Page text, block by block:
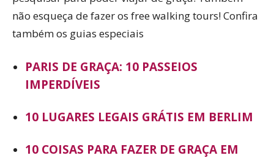
não esqueça de fazer os free walking tours! Confira
também os guias especiais
PARIS DE GRAÇA: 10 PASSEIOS
IMPERDÍVEIS
10 LUGARES LEGAIS GRÁTIS EM BERLIM
10 COISAS PARA FAZER DE GRAÇA EM